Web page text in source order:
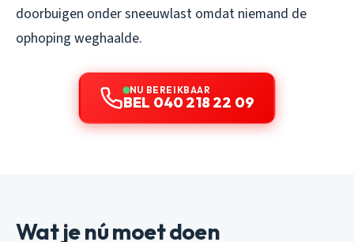
doorbuigen onder sneeuwlast omdat niemand de
ophoping weghaalde.
NU BEREIKBAAR
BEL 040 218 22 09
Wat je nú moet doen